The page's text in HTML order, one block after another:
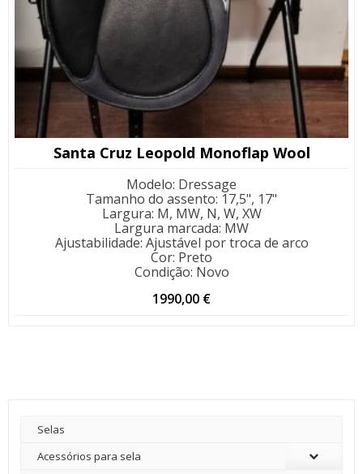
Santa Cruz Leopold Monoflap Wool
Modelo: Dressage
Tamanho do assento: 17,5", 17"
Largura: M, MW, N, W, XW
Largura marcada: MW
Ajustabilidade: Ajustável por troca de arco
Cor: Preto
Condição: Novo
1990,00 €
Selas
Acessórios para sela